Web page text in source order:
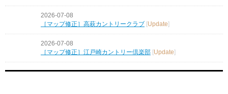
2026-07-08
［マップ修正］高萩カントリークラブ [Update]
2026-07-08
［マップ修正］江戸崎カントリー倶楽部 Update